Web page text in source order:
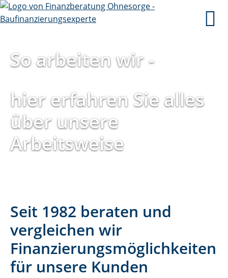
So arbeiten wir -
hier erfahren Sie alles
über unsere
Arbeitsweise
Seit 1982 beraten und
vergleichen wir
Finanzierungsmöglichkeiten
für unsere Kunden